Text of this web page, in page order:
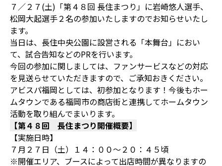
７／２７(土)「第４８回 長住まつり」に岩崎悠人選手、
松岡大起選手２名の参加いたしますのでお知らせいたし
ます。
当日は、長住中央公園に設営される「本舞台」におい
て、試合告知などのPRを行います。
今回の参加に関しましては、ファンサービスなどの対応
を見送らせていただきますので、ご承知おきください。
アビスパ福岡としては、初参加となります！今後もホー
ムタウンである福岡市の商店街と連携してホームタウン
活動を取り組んでまいります。
【第４８回 長住まつり開催概要】
【実施日時】
７月２７日（土）１４：００～２０：４５頃
※開催エリア、ブースによって出店時間が異なりますの